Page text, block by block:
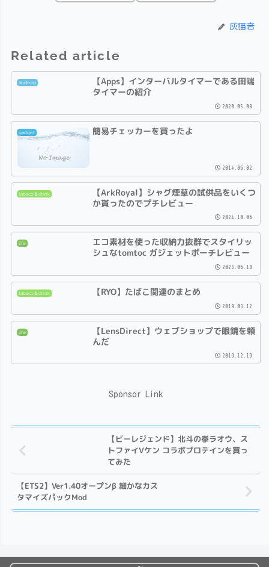
灰猫音
Related article
android
【Apps】インターバルタイマーである田端
タイマーの紹介
2020.05.08
gadget 簡易チェッカーを買ったよ
2014.06.02
tabaco＆drink
【ArkRoyal】シャグ煙草の試供品をいくつ
か貰ったのでプチレビュー
2024.10.06
life
エコ素材を使った収納力抜群でスタイリッ
シュなtomtoc ガジェットポーチレビュー
2023.06.18
tabaco＆drink 【RYO】たばこ関連のまとめ
2019.03.12
life
【LensDirect】ウェブショップで眼鏡を頼
んだ
2019.12.19
Sponsor Link
【ビーレジェンド】北斗の拳ラオウ、ス
トファイⅤケン コラボプロテインを買っ
てみた
【ETS2】Ver1.40オープンβ 細かなカス
タマイズパックMod